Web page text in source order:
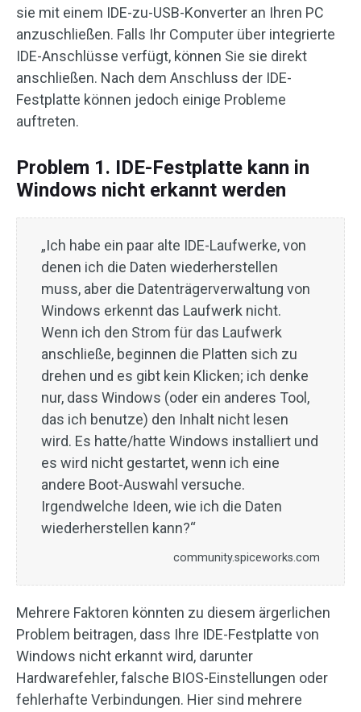
sie mit einem IDE-zu-USB-Konverter an Ihren PC
anzuschließen. Falls Ihr Computer über integrierte
IDE-Anschlüsse verfügt, können Sie sie direkt
anschließen. Nach dem Anschluss der IDE-
Festplatte können jedoch einige Probleme
auftreten.
Problem 1. IDE-Festplatte kann in
Windows nicht erkannt werden
„Ich habe ein paar alte IDE-Laufwerke, von
denen ich die Daten wiederherstellen
muss, aber die Datenträgerverwaltung von
Windows erkennt das Laufwerk nicht.
Wenn ich den Strom für das Laufwerk
anschließe, beginnen die Platten sich zu
drehen und es gibt kein Klicken; ich denke
nur, dass Windows (oder ein anderes Tool,
das ich benutze) den Inhalt nicht lesen
wird. Es hatte/hatte Windows installiert und
es wird nicht gestartet, wenn ich eine
andere Boot-Auswahl versuche.
Irgendwelche Ideen, wie ich die Daten
wiederherstellen kann?“
community.spiceworks.com
Mehrere Faktoren könnten zu diesem ärgerlichen
Problem beitragen, dass Ihre IDE-Festplatte von
Windows nicht erkannt wird, darunter
Hardwarefehler, falsche BIOS-Einstellungen oder
fehlerhafte Verbindungen. Hier sind mehrere